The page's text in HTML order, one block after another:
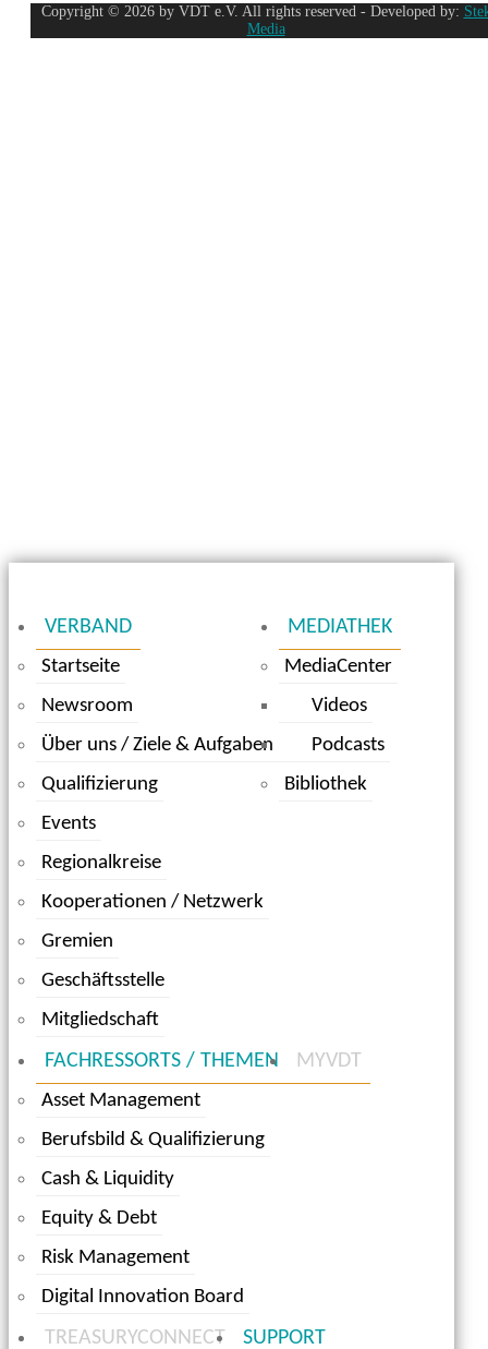
Copyright © 2026 by VDT e.V. All rights reserved - Developed by:
Media
VERBAND
Startseite
Newsroom
Über uns / Ziele & Aufgaben
Qualifizierung
Events
Regionalkreise
Kooperationen / Netzwerk
Gremien
Geschäftsstelle
Mitgliedschaft
MEDIATHEK
MediaCenter
Videos
Podcasts
Bibliothek
FACHRESSORTS / THEMEN
Asset Management
Berufsbild & Qualifizierung
Cash & Liquidity
Equity & Debt
Risk Management
Digital Innovation Board
MYVDT
TREASURYCONNECT SUPPORT